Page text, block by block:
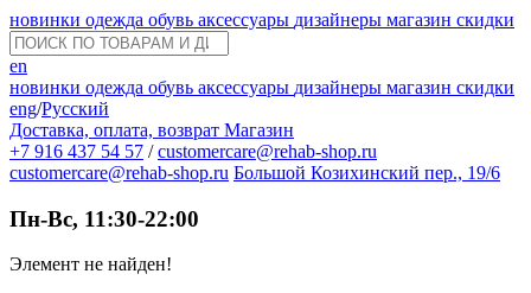
новинки одежда обувь аксессуары дизайнеры магазин скидки
en
новинки одежда обувь аксессуары дизайнеры магазин скидки
eng/Русский
Доставка, оплата, возврат Магазин
+7 916 437 54 57 / customercare@rehab-shop.ru
customercare@rehab-shop.ru Большой Козихинский пер., 19/6
Пн-Вс, 11:30-22:00
Элемент не найден!